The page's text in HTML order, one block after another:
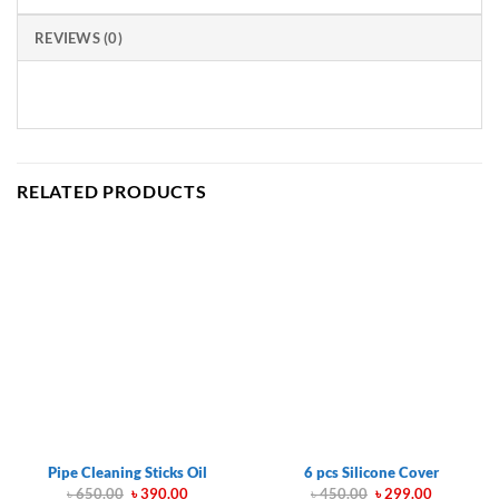
REVIEWS (0)
RELATED PRODUCTS
Pipe Cleaning Sticks Oil
৳650.00 Original
৳390.00Current
6 pcs Silicone Cover
৳450.00 Original
৳299.00Current